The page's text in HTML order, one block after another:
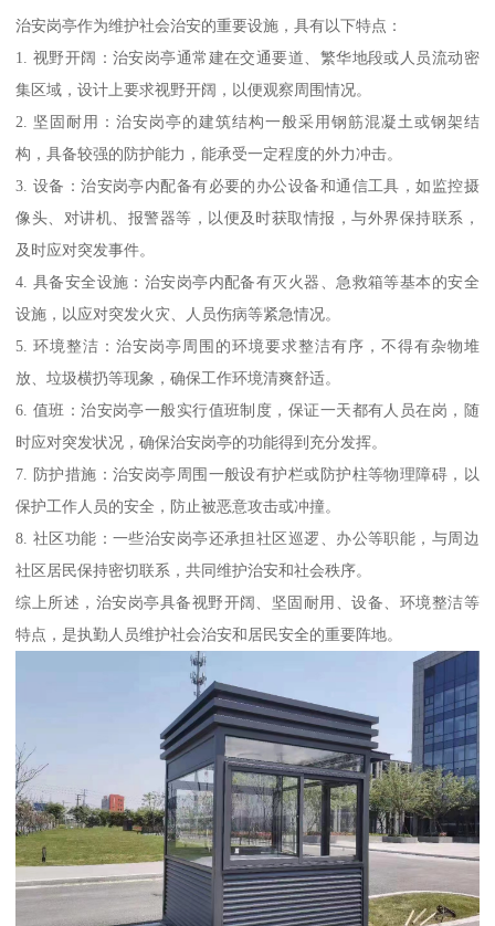
治安岗亭作为维护社会治安的重要设施，具有以下特点：
1. 视野开阔：治安岗亭通常建在交通要道、繁华地段或人员流动密
集区域，设计上要求视野开阔，以便观察周围情况。
2. 坚固耐用：治安岗亭的建筑结构一般采用钢筋混凝土或钢架结
构，具备较强的防护能力，能承受一定程度的外力冲击。
3. 设备：治安岗亭内配备有必要的办公设备和通信工具，如监控摄
像头、对讲机、报警器等，以便及时获取情报，与外界保持联系，
及时应对突发事件。
4. 具备安全设施：治安岗亭内配备有灭火器、急救箱等基本的安全
设施，以应对突发火灾、人员伤病等紧急情况。
5. 环境整洁：治安岗亭周围的环境要求整洁有序，不得有杂物堆
放、垃圾横扔等现象，确保工作环境清爽舒适。
6. 值班：治安岗亭一般实行值班制度，保证一天都有人员在岗，随
时应对突发状况，确保治安岗亭的功能得到充分发挥。
7. 防护措施：治安岗亭周围一般设有护栏或防护柱等物理障碍，以
保护工作人员的安全，防止被恶意攻击或冲撞。
8. 社区功能：一些治安岗亭还承担社区巡逻、办公等职能，与周边
社区居民保持密切联系，共同维护治安和社会秩序。
综上所述，治安岗亭具备视野开阔、坚固耐用、设备、环境整洁等
特点，是执勤人员维护社会治安和居民安全的重要阵地。